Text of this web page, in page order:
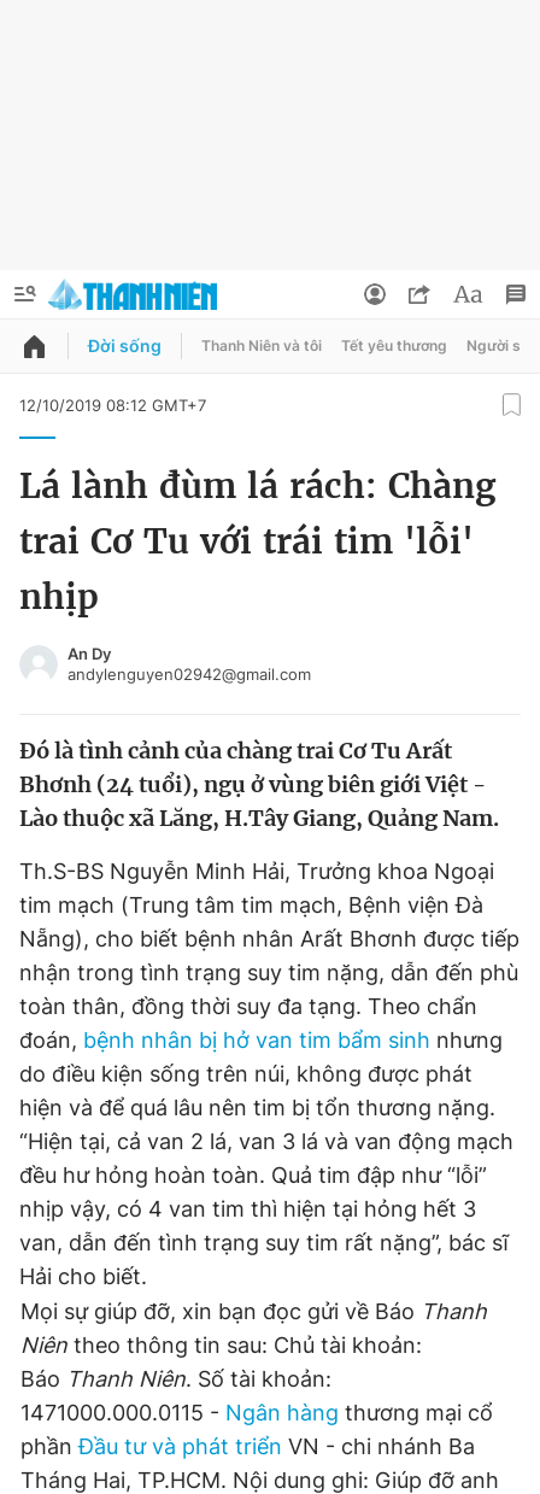
QUẢNG CÁO ĐẶT BÁO
Chào ngày mới
Video Magazine
Sản phẩm khác
Tiện ích Bạn cần biết
Thông tin tòa soạn Liên hệ quảng cáo
Đọc Thanh Niên trên điện thoại
Theo dõi báo trên
Hotline
0906 645 777
Liên hệ quảng cáo
0908 780 404
Đặt báo Quảng cáo RSS Tòa soạn Chính sách bảo
Đổi mật khẩu
Tin đã lưu
Tin đã xem
Đăng xuất
Đời sống Thanh Niên và tôi Tết yêu thương Người
12/10/2019 08:12 GMT+7
Lá lành đùm lá rách: Chàng
trai Cơ Tu với trái tim 'lỗi'
nhịp
An Dy
andylenguyen02942@gmail.com
Đó là tình cảnh của chàng trai Cơ Tu Arất
Bhơnh (24 tuổi), ngụ ở vùng biên giới Việt -
Lào thuộc xã Lăng, H.Tây Giang, Quảng Nam.
Th.S-BS Nguyễn Minh Hải, Trưởng khoa Ngoại
tim mạch (Trung tâm tim mạch, Bệnh viện Đà
Nẵng), cho biết bệnh nhân Arất Bhơnh được tiếp
nhận trong tình trạng suy tim nặng, dẫn đến phù
toàn thân, đồng thời suy đa tạng. Theo chẩn
đoán, bệnh nhân bị hở van tim bẩm sinh nhưng
do điều kiện sống trên núi, không được phát
hiện và để quá lâu nên tim bị tổn thương nặng.
“Hiện tại, cả van 2 lá, van 3 lá và van động mạch
đều hư hỏng hoàn toàn. Quả tim đập như “lỗi”
nhịp vậy, có 4 van tim thì hiện tại hỏng hết 3
van, dẫn đến tình trạng suy tim rất nặng”, bác sĩ
Hải cho biết.
Mọi sự giúp đỡ, xin bạn đọc gửi về Báo Thanh
Niên theo thông tin sau: Chủ tài khoản:
Báo Thanh Niên. Số tài khoản:
1471000.000.0115 - Ngân hàng thương mại cổ
phầnĐầu tư và phát triển VN - chi nhánh Ba
Tháng Hai, TP.HCM. Nội dung ghi: Giúp đỡ anh